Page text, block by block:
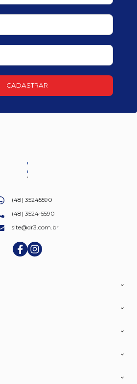
CADASTRAR
(48) 35245590
(48) 3524-5590
site@dr3.com.br